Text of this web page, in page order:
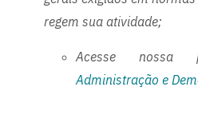
regem sua atividade;
Acesse nossa
Administração e